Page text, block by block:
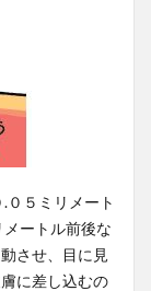
５ミリメート
ートル前後な
させ、目に見
に差し込むの